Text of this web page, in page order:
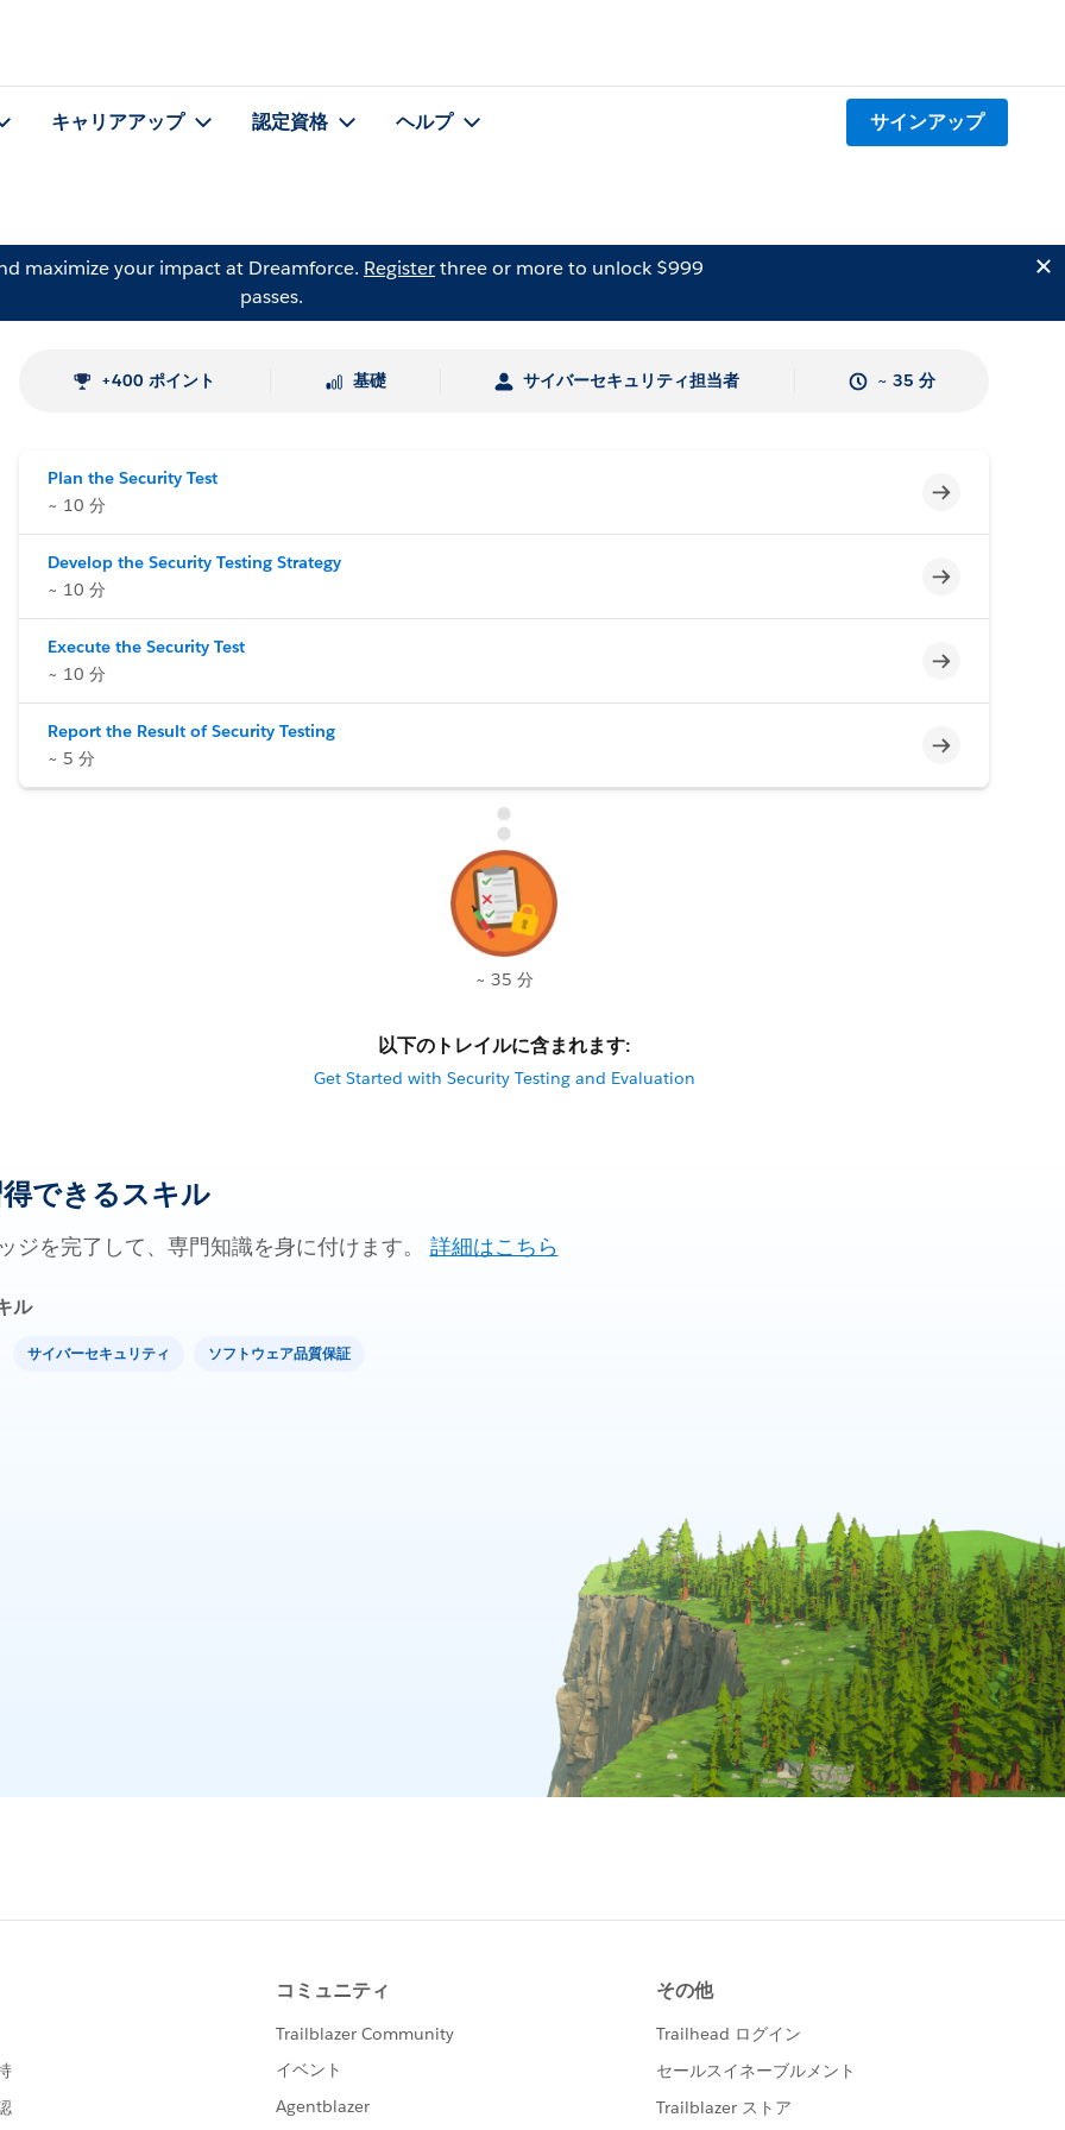
キャリアアップ 認定資格 ヘルプ サインアップ
maximize your impact at Dreamforce. Registerthree or more to unlock $999
passes.
+400 ポイント 基礎 サイバーセキュリティ担当者 ~ 35 分
Plan the Security Test
~ 10 分
未完了
Develop the Security Testing Strategy
~ 10 分
未完了
Execute the Security Test
~ 10 分
未完了
Report the Result of Security Testing
~ 5 分
未完了
~ 35 分
以下のトレイルに含まれます:
Get Started with Security Testing and Evaluation
できるスキル
ジを完了して、専門知識を身に付けます。 詳細はこちら
ル
サイバーセキュリティ ソフトウェア品質保証